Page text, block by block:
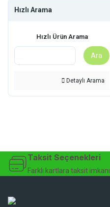
Hızlı Arama
Hızlı Ürün Arama
Ara
Detaylı Arama
Taksit Seçenekleri
Farklı kartlara taksit imkanı